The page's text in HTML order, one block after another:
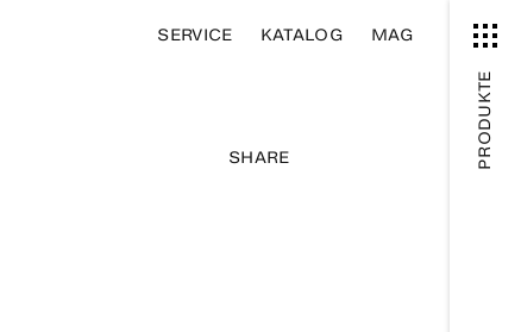
SERVICE KATALOG MAG
SHARE PRODUKTE